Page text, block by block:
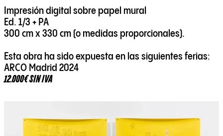
Impresión digital sobre papel mural
Ed. 1/3 + PA
300 cm x 330 cm (o medidas proporcionales).
Esta obra ha sido expuesta en las siguientes ferias:
ARCO Madrid 2024
12.000€ SIN IVA